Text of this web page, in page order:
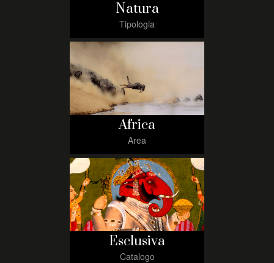
Natura
Tipologia
Africa
Area
Esclusiva
Catalogo